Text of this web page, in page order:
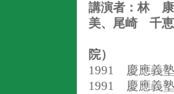
講演者：林
美、尾崎 千恵
院）
1991 慶應義
1991 慶應義